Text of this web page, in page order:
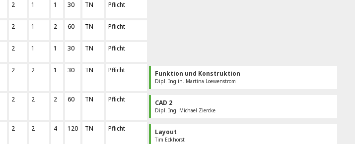
2 1 1 30 TN Pflicht
2 1 2 60 TN Pflicht
2 1 1 30 TN Pflicht
2 2 1 30 TN Pflicht Funktion und Konstruktion
Dipl. Ing.in. Martina Loewenstrom
2 2 2 60 TN Pflicht CAD 2
Dipl. Ing. Michael Ziercke
2 2 4 120 TN Pflicht Layout
Tim Eckhorst